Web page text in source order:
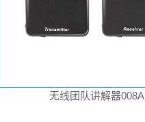
无线团队讲解器008A